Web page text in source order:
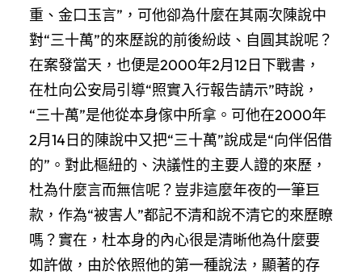
重、金口玉言”，可他卻為什麼在其兩次陳說中
對“三十萬”的來歷說的前後紛歧、自圓其說呢？
在案發當天，也便是2000年2月12日下戰書，
在杜向公安局引導“照實入行報告請示”時說，
“三十萬”是他從本身傢中所拿。可他在2000年
2月14日的陳說中又把“三十萬”說成是“向伴侶借
的”。對此樞紐的、決議性的主要人證的來歷，
杜為什麼言而無信呢？豈非這麼年夜的一筆巨
款，作為“被害人”都記不清和說不清它的來歷瞭
嗎？實在，杜本身的內心很是清晰他為什麼要
如許做，由於依照他的第一種說法，顯著的存